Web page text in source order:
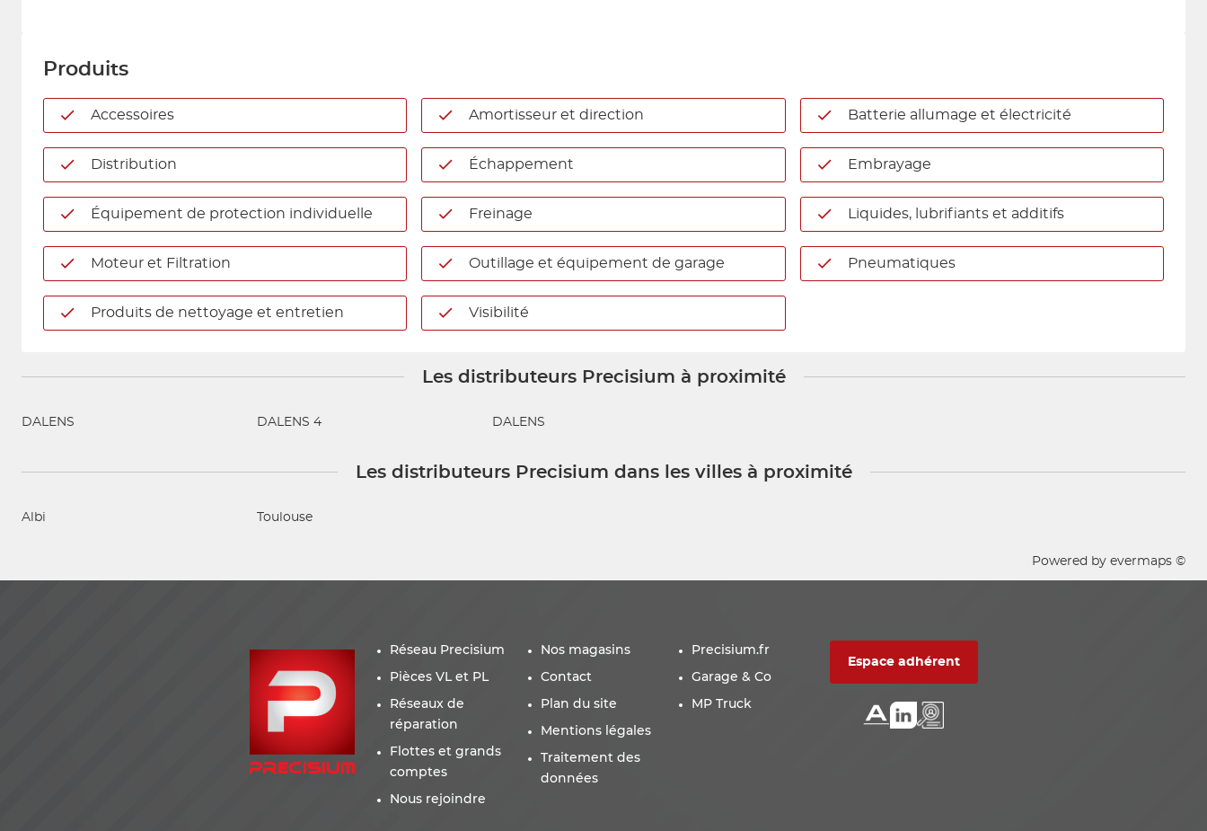
Produits
Accessoires Amortisseur et direction Batterie allumage et électricité
Distribution Échappement Embrayage
Équipement de protection individuelle Freinage Liquides, lubrifiants et additifs
Moteur et Filtration Outillage et équipement de garage Pneumatiques
Produits de nettoyage et entretien Visibilité
Les distributeurs Precisium à proximité
DALENS DALENS 4 DALENS
Les distributeurs Precisium dans les villes à proximité
Albi Toulouse
Powered by evermaps ©
Réseau Precisium
Pièces VL et PL
Réseaux de
réparation
Flottes et grands
comptes
Nous rejoindre
Nos magasins
Contact
Plan du site
Mentions légales
Traitement des
données
Precisium.fr
Garage & Co
MP Truck
Espace adhérent